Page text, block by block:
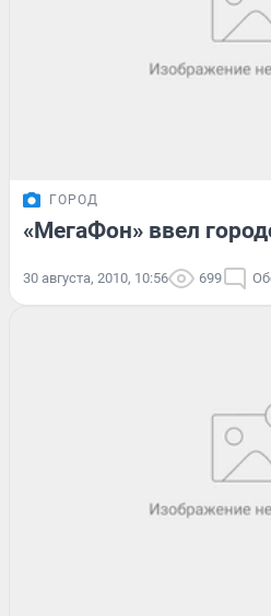
ГОРОД
«МегаФон» ввел
30 августа, 2010, 10:56 699